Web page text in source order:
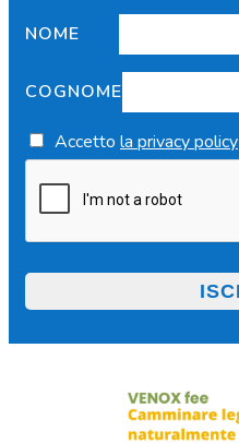
NOME
COGNOME
Accetto la privacy policy